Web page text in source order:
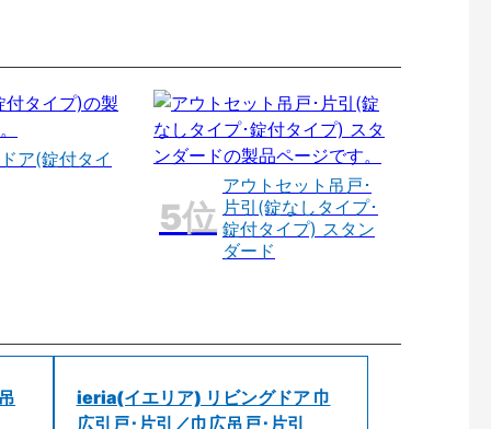
ア(錠付タイ
アウトセット吊戸･
片引(錠なしタイプ･
錠付タイプ) スタン
ダード
ieria(イエリア) リビングドア 巾
広引戸･片引／巾広吊戸･片引